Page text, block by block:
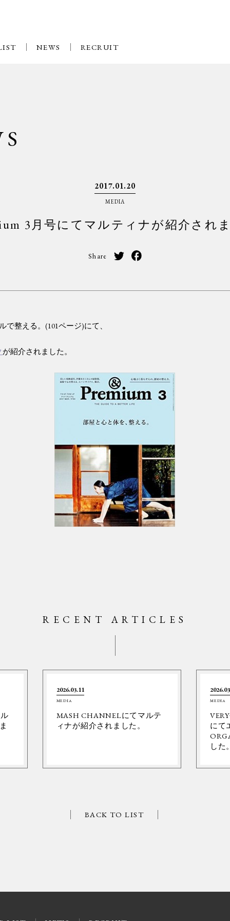
NEWS RECRUIT
2017.01.20
MEDIA
3月号にてマルティナが紹介され
Share
で整える。(101ページ)にて、
が紹介されました。
RECENT ARTICLES
2026.03.11
MEDIA
MASH CHANNELにてマルテ
ィナが紹介されました。
MEDIA
にて
した
BACK TO LIST